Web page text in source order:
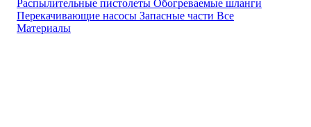
Распылительные пистолеты Обогреваемые шланги
Перекачивающие насосы Запасные части Все
Материалы